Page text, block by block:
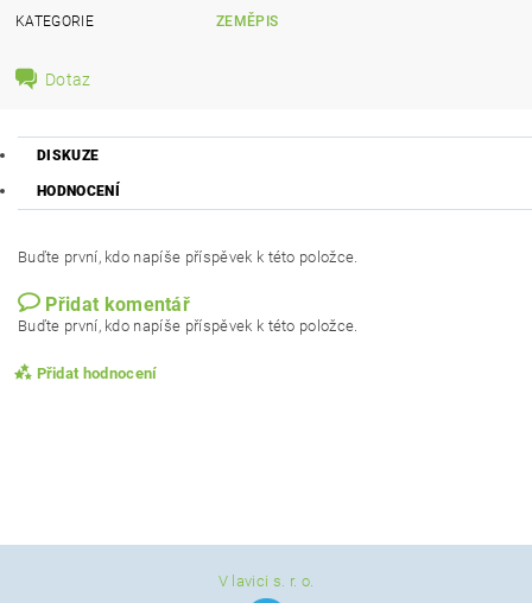
KATEGORIE
ZEMĚPIS
Dotaz
DISKUZE
HODNOCENÍ
Buďte první, kdo napíše příspěvek k této položce.
Přidat komentář
Buďte první, kdo napíše příspěvek k této položce.
Přidat hodnocení
V lavici s. r. o.